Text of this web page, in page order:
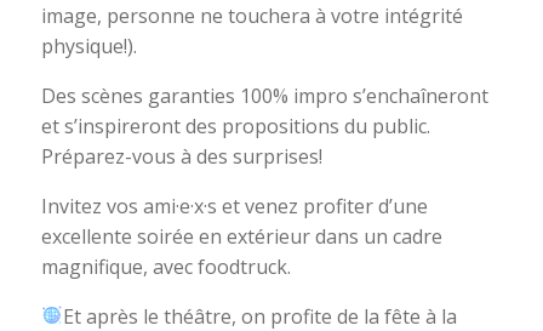
image, personne ne touchera à votre intégrité
physique!).
Des scènes garanties 100% impro s’enchaîneront
et s’inspireront des propositions du public.
Préparez-vous à des surprises!
Invitez vos ami·e·x·s et venez profiter d’une
excellente soirée en extérieur dans un cadre
magnifique, avec foodtruck.
Et après le théâtre, on profite de la fête à la